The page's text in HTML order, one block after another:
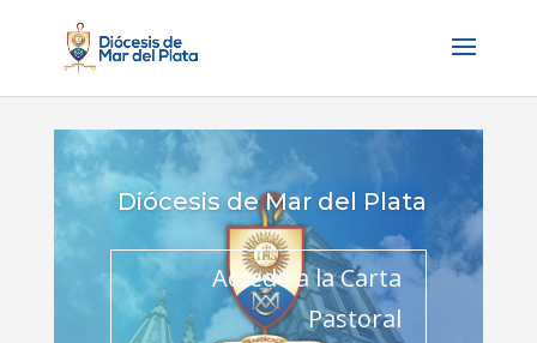
Diócesis de Mar del Plata
Accede a la Carta
Pastoral